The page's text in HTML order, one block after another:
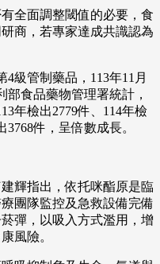
全面調整閾值的必要，食
商，若專家達成共識認為
級管制藥品，113年11月
部食品藥物管理署統計，
年檢出2779件、114年檢
件，呈倍數成長。
輝指出，依托咪酯原是臨
團隊監控及急救設備完備
彈，以吸入方式濫用，增
風險。